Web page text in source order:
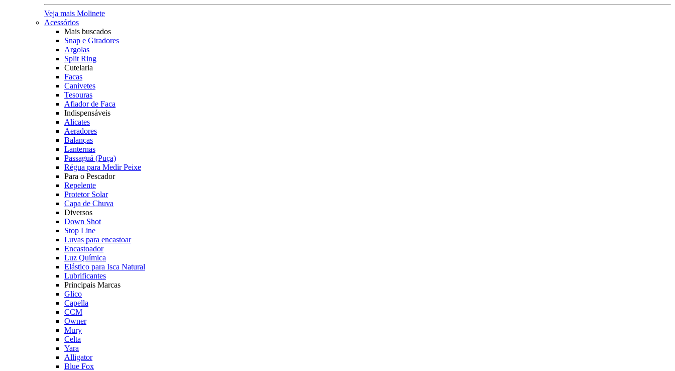
Veja mais Molinete
Acessórios
Mais buscados
Snap e Giradores
Argolas
Split Ring
Cutelaria
Facas
Canivetes
Tesouras
Afiador de Faca
Indispensáveis
Alicates
Aeradores
Balanças
Lanternas
Passaguá (Puça)
Régua para Medir Peixe
Para o Pescador
Repelente
Protetor Solar
Capa de Chuva
Diversos
Down Shot
Stop Line
Luvas para encastoar
Encastoador
Luz Química
Elástico para Isca Natural
Lubrificantes
Principais Marcas
Glico
Capella
CCM
Owner
Mury
Celta
Yara
Alligator
Blue Fox